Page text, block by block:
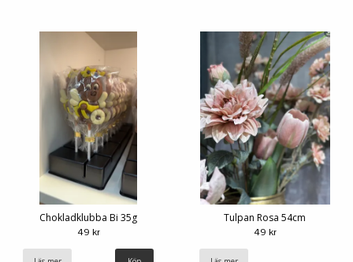
Chokladklubba Bi 35g
49 kr
Tulpan Rosa 54cm
49 kr